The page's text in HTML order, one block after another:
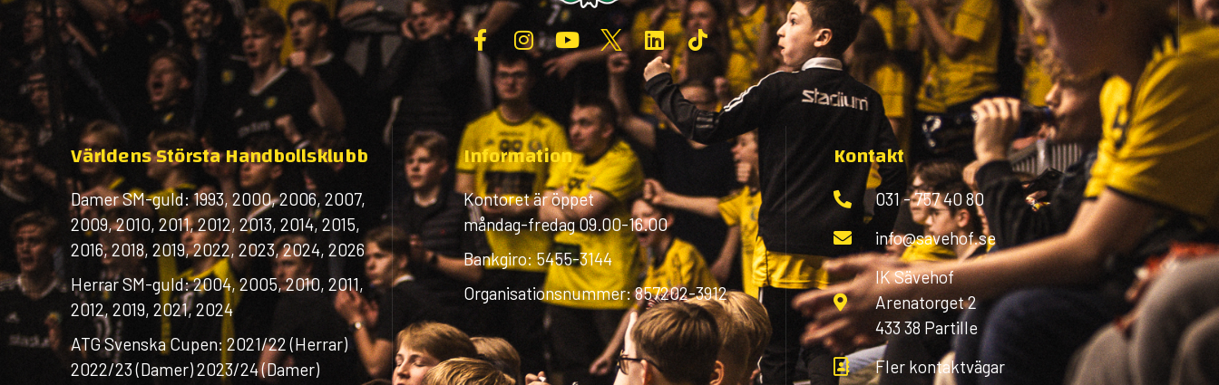
Världens Största Handbollsklubb
Damer SM-guld: 1993, 2000, 2006, 2007,
2009, 2010, 2011, 2012, 2013, 2014, 2015,
2016, 2018, 2019, 2022, 2023, 2024, 2026
Herrar SM-guld: 2004, 2005, 2010, 2011,
2012, 2019, 2021, 2024
ATG Svenska Cupen: 2021/22 (Herrar)
2022/23 (Damer) 2023/24 (Damer)
Information
Kontoret är öppet
måndag-fredag 09.00-16.00
Bankgiro: 5455-3144
Organisationsnummer: 857202-3912
Kontakt
031 - 757 40 80
info@savehof.se
IK Sävehof
Arenatorget 2
433 38 Partille
Fler kontaktvägar